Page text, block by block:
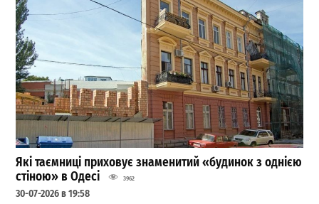
Які таємниці приховує знаменитий «будинок з однією
стіною» в Одесі
3962
30-07-2026 в 19:58